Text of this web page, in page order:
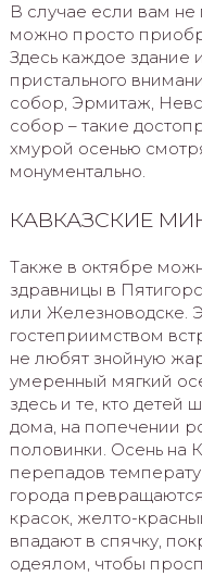
В случае если вам не
можно просто
Здесь каждое здание
пристального
собор, Эрмитаж,
собор – такие
хмурой осенью
монументально.
КАВКАЗСКИЕ
Также в октябре
здравницы в
или Железноводске.
гостеприимством
не любят знойную
умеренный мягкий
здесь и те, кто детей
дома, на попечении
половинки. Осень на
перепадов
города
красок, желто-
впадают в спячку,
одеялом, чтобы